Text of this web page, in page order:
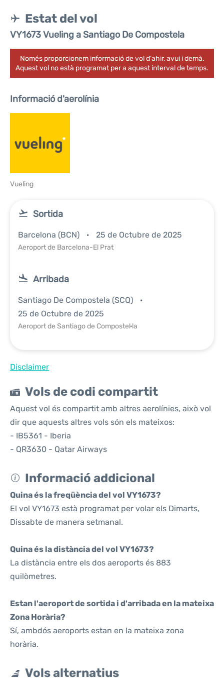
Estat del vol
VY1673 Vueling a Santiago De Compostela
Només proporcionem informació de vol d'ahir, avui i demà.
Aquest vol no està programat per a aquest interval de temps.
Informació d'aerolínia
Vueling
Sortida
Barcelona (BCN) 25 de Octubre de 2025
Aeroport de Barcelona-El Prat
Arribada
Santiago De Compostela (SCQ)
25 de Octubre de 2025
Aeroport de Santiago de Compostel·la
Disclaimer
Vols de codi compartit
Aquest vol és compartit amb altres aerolínies, això vol
dir que aquests altres vols són els mateixos:
- IB5361 - Iberia
- QR3630 - Qatar Airways
Informació addicional
Quina és la freqüència del vol VY1673?
El vol VY1673 està programat per volar els Dimarts,
Dissabte de manera setmanal.
Quina és la distància del vol VY1673?
La distància entre els dos aeroports és 883
quilòmetres.
Estan l'aeroport de sortida i d'arribada en la mateixa
Zona Horària?
Sí, ambdós aeroports estan en la mateixa zona
horària.
Vols alternatius